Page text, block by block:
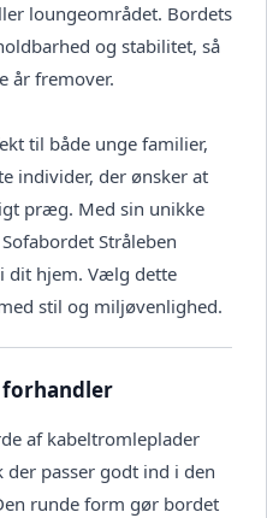
loungeområdet. Bordets
og stabilitet, så
år fremover.
til både unge familier,
individer, der ønsker at
præg. Med sin unikke
Stråleben
dit hjem. Vælg dette
stil og miljøvenlighed.
af kabeltromleplader
passer godt ind i den
runde form gør bordet